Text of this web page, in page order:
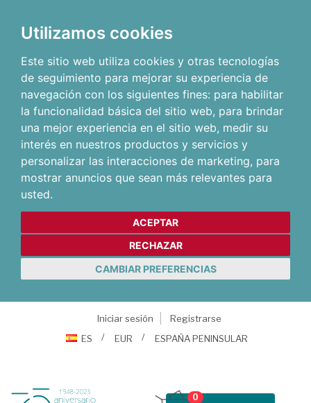
Utilizamos cookies
Este sitio web utiliza cookies y otras tecnologías
de seguimiento para mejorar su experiencia de
navegación con los siguientes fines: para habilitar
la funcionalidad básica del sitio web, para brindar
una mejor experiencia en el sitio web, medir su
interés en nuestros productos y servicios y
personalizar las interacciones de marketing, para
mostrar anuncios que sean más relevantes para
usted.
ACEPTAR
RECHAZAR
CAMBIAR PREFERENCIAS
Iniciar sesión
Registrarse
ES
EUR ESPAÑA PENINSULAR
0